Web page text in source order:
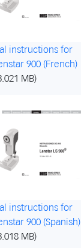
instructions for
900 (French)
MB)
instructions for
900 (Spanish)
MB)